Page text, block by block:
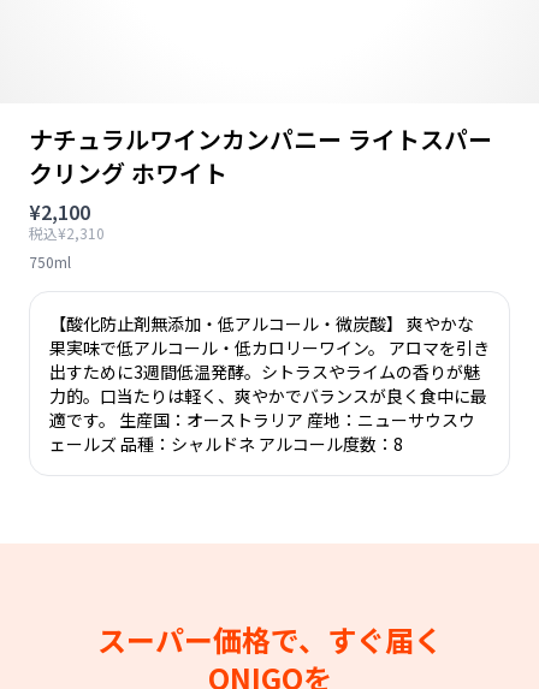
ナチュラルワインカンパニー ライトスパー
クリング ホワイト
¥2,100
税込¥2,310
750ml
【酸化防止剤無添加・低アルコール・微炭酸】 爽やかな
果実味で低アルコール・低カロリーワイン。 アロマを引き
出すために3週間低温発酵。シトラスやライムの香りが魅
力的。口当たりは軽く、爽やかでバランスが良く食中に最
適です。 生産国：オーストラリア 産地：ニューサウスウ
ェールズ 品種：シャルドネ アルコール度数：8
スーパー価格で、すぐ届く
ONIGOを